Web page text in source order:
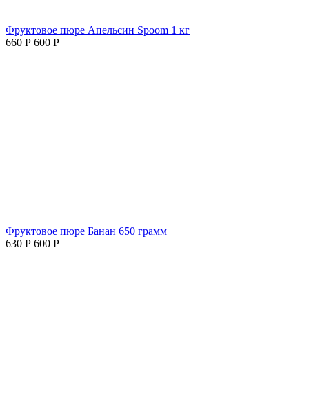
Фруктовое пюре Апельсин Spoom 1 кг
660 Р 600 Р
Фруктовое пюре Банан 650 грамм
630 Р 600 Р